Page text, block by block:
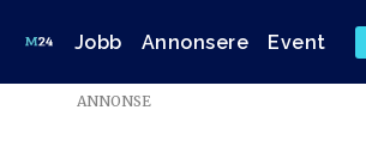
Jobb Annonsere Event
ANNONSE